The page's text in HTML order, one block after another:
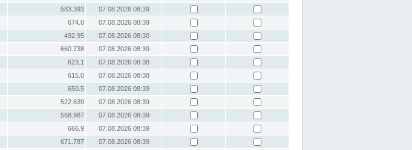
583.393
07.08.2026 08:39
674.0
07.08.2026 08:39
492.95
07.08.2026 08:30
660.738
07.08.2026 08:39
623.1
07.08.2026 08:38
615.0
07.08.2026 08:38
650.5
07.08.2026 08:39
522.639
07.08.2026 08:39
568.987
07.08.2026 08:39
666.9
07.08.2026 08:39
671.787
07.08.2026 08:39